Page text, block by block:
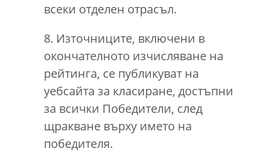
всеки отделен отрасъл.
8. Източниците, включени в
окончателното изчисляване на
рейтинга, се публикуват на
уебсайта за класиране, достъпни
за всички Победители, след
щракване върху името на
победителя.